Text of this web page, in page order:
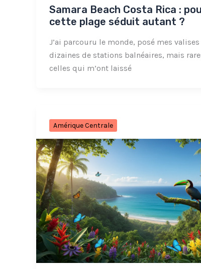
Samara Beach Costa Rica :
cette plage séduit autant ?
J’ai parcouru le monde, posé mes
dizaines de stations balnéaires, mais
celles qui m’ont laissé
Amérique Centrale